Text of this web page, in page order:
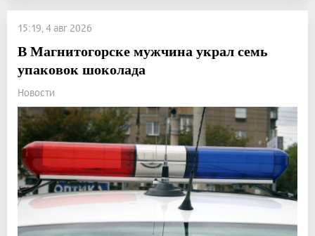
15:19, 4 авг 2026
В Магнитогорске мужчина украл семь
упаковок шоколада
Новости